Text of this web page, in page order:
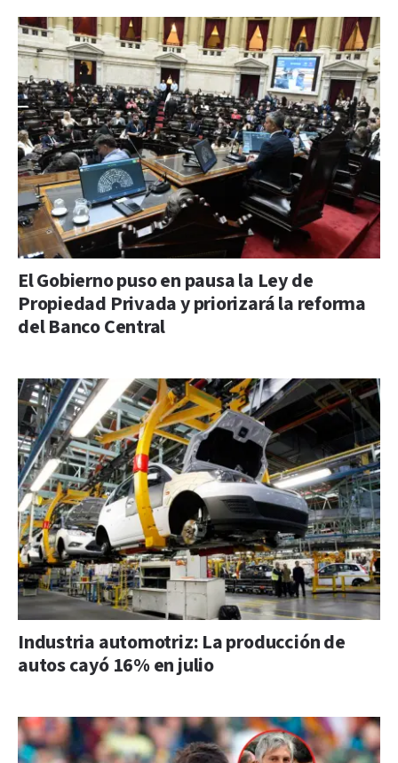
El Gobierno puso en pausa la Ley de
Propiedad Privada y priorizará la reforma
del Banco Central
Industria automotriz: La producción de
autos cayó 16% en julio